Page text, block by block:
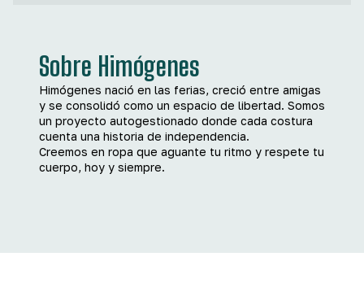
Sobre Himógenes
Himógenes nació en las ferias, creció entre amigas
y se consolidó como un espacio de libertad. Somos
un proyecto autogestionado donde cada costura
cuenta una historia de independencia.
Creemos en ropa que aguante tu ritmo y respete tu
cuerpo, hoy y siempre.